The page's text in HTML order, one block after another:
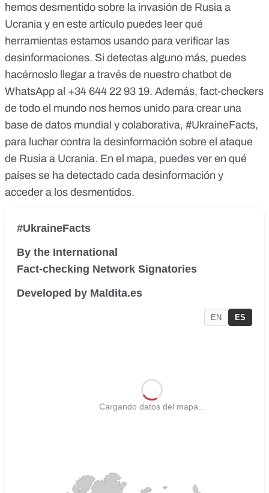
hemos desmentido sobre la invasión de Rusia a
Ucrania y en este artículo puedes leer qué
herramientas estamos usando para verificar las
desinformaciones. Si detectas alguno más, puedes
hacérnoslo llegar a través de nuestro chatbot de
WhatsApp al +34 644 22 93 19. Además, fact-checkers
de todo el mundo nos hemos unido para crear una
base de datos mundial y colaborativa, #UkraineFacts,
para luchar contra la desinformación sobre el ataque
de Rusia a Ucrania. En el mapa, puedes ver en qué
países se ha detectado cada desinformación y
acceder a los desmentidos.
#UkraineFacts
By the International
Fact-checking Network Signatories
Developed by Maldita.es
EN ES
Cargando datos del mapa...